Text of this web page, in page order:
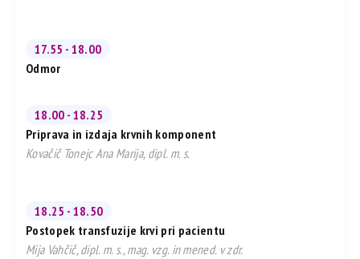
17.55 - 18.00
Odmor
18.00 - 18.25
Priprava in izdaja krvnih komponent
Kovačič Tonejc Ana Marija, dipl. m. s.
18.25 - 18.50
Postopek transfuzije krvi pri pacientu
Mija Vahčič, dipl. m. s., mag. vzg. in mened. v zdr.